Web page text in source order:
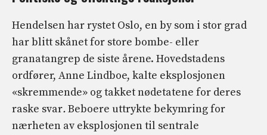
Hendelsen har rystet Oslo, en by som i stor grad
har blitt skånet for store bombe- eller
granatangrep de siste årene. Hovedstadens
ordfører, Anne Lindboe, kalte eksplosjonen
«skremmende» og takket nødetatene for deres
raske svar.Beboere uttrykte bekymring for
nærheten av eksplosjonen til sentrale